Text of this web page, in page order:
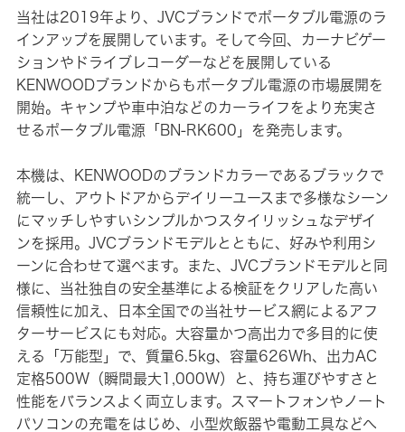
当社は2019年より、JVCブランドでポータブル電源のラ
インアップを展開しています。そして今回、カーナビゲー
ションやドライブレコーダーなどを展開している
KENWOODブランドからもポータブル電源の市場展開を
開始。キャンプや車中泊などのカーライフをより充実さ
せるポータブル電源「BN-RK600」を発売します。
本機は、KENWOODのブランドカラーであるブラックで
統一し、アウトドアからデイリーユースまで多様なシーン
にマッチしやすいシンプルかつスタイリッシュなデザイ
ンを採用。JVCブランドモデルとともに、好みや利用シ
ーンに合わせて選べます。また、JVCブランドモデルと同
様に、当社独自の安全基準による検証をクリアした高い
信頼性に加え、日本全国での当社サービス網によるアフ
ターサービスにも対応。大容量かつ高出力で多目的に使
える「万能型」で、質量6.5kg、容量626Wh、出力AC
定格500W（瞬間最大1,000W）と、 持ち運びやすさと
性能をバランスよく両立します。スマートフォンやノート
パソコンの充電をはじめ、小型炊飯器や電動工具などへ